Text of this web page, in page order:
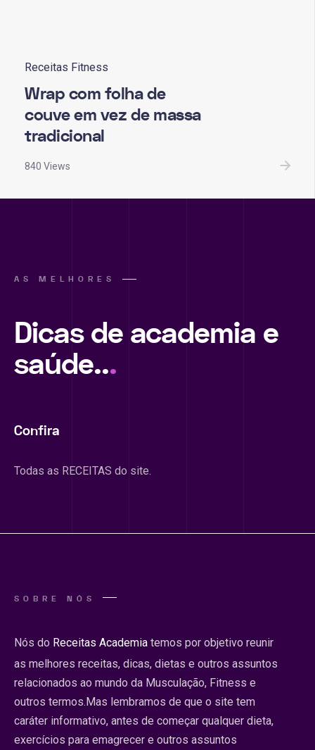
Receitas Fitness
Wrap com folha de
couve em vez de massa
tradicional
840 Views
AS MELHORES
Dicas de academia e
saúde...
Confira
Todas as RECEITAS do site.
SOBRE NÓS
Nós do Receitas Academia temos por objetivo reunir
as melhores receitas, dicas, dietas e outros assuntos
relacionados ao mundo da Musculação, Fitness e
outros termos.Mas lembramos de que o site tem
caráter informativo, antes de começar qualquer dieta,
exercícios para emagrecer e outros assuntos